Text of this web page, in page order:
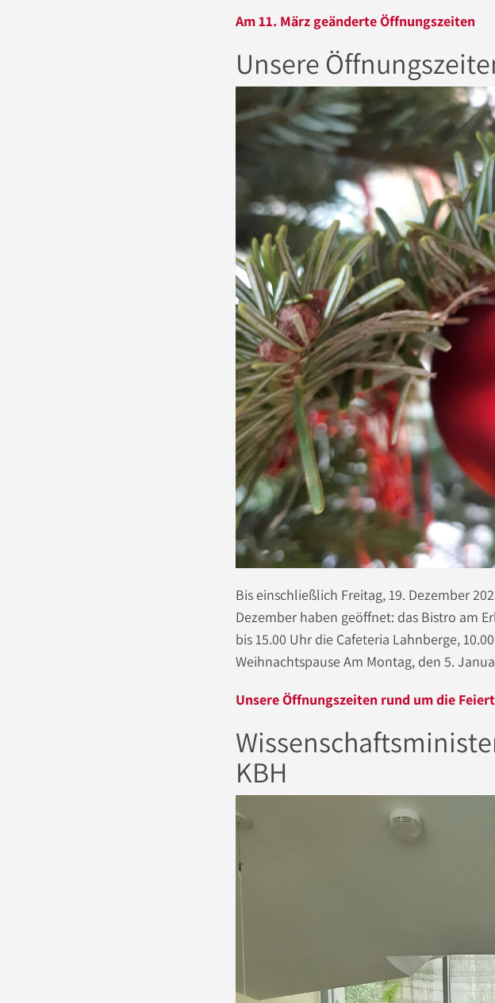
Am 11. März geänderte Öffnungszeiten
Unsere
Bis einschließlich Freitag, 19. Dezember
Dezember haben geöffnet: das Bistro am
bis 15.00 Uhr die Cafeteria Lahnberge,
Weihnachtspause Am Montag, den 5.
Unsere Öffnungszeiten rund um die
KBH